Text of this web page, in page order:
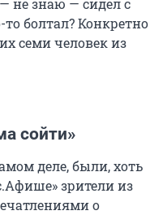
не знаю — сидел с
болтал? Конкретно
семи человек из
сойти»
деле, были, хоть
зрители из
о